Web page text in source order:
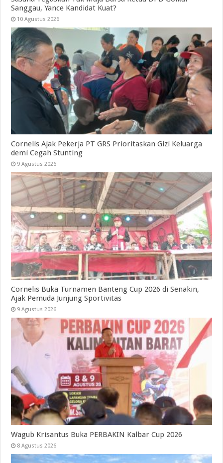
Sanggau, Yance Kandidat Kuat?
10 Agustus 2026
Cornelis Ajak Pekerja PT GRS Prioritaskan Gizi Keluarga
demi Cegah Stunting
9 Agustus 2026
Cornelis Buka Turnamen Banteng Cup 2026 di Senakin,
Ajak Pemuda Junjung Sportivitas
9 Agustus 2026
Wagub Krisantus Buka PERBAKIN Kalbar Cup 2026
8 Agustus 2026